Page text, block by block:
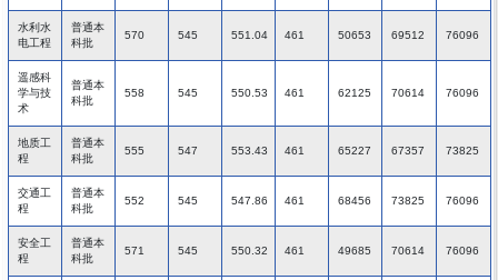
水利水
电工程
普通本
科批
570 545 551.04 461 50653 69512 76096
遥感科
学与技
术
普通本
科批
558 545 550.53 461 62125 70614 76096
地质工
程
普通本
科批
555 547 553.43 461 65227 67357 73825
交通工
程
普通本
科批
552 545 547.86 461 68456 73825 76096
安全工
程
普通本
科批
571 545 550.32 461 49685 70614 76096